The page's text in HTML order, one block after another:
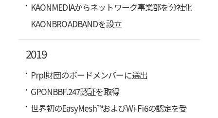
KAONMEDIAからネットワーク事業部を分社化
KAONBROADBANDを設立
2019
Prpl財団のボードメンバーに選出
GPONBBF.247認証を取得
世界初のEasyMesh™およびWi-Fi6の認定を受